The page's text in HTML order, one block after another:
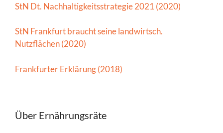
StN Dt. Nachhaltigkeitsstrategie 2021 (2020)
StN Frankfurt braucht seine landwirtsch.
Nutzflächen (2020)
Frankfurter Erklärung (2018)
Über Ernährungsräte